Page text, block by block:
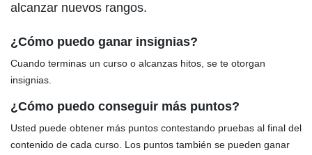
alcanzar nuevos rangos.
¿Cómo puedo ganar insignias?
Cuando terminas un curso o alcanzas hitos, se te otorgan
insignias.
¿Cómo puedo conseguir más puntos?
Usted puede obtener más puntos contestando pruebas al final del
contenido de cada curso. Los puntos también se pueden ganar